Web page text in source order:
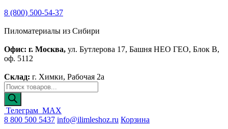
8 (800) 500-54-37
Пиломатериалы из Сибири
Офис: г. Москва, ул. Бутлерова 17, Башня НЕО ГЕО, Блок В,
оф. 5112
Склад: г. Химки, Рабочая 2а
Телеграм MAX
8 800 500 5437 info@ilimleshoz.ru Корзина